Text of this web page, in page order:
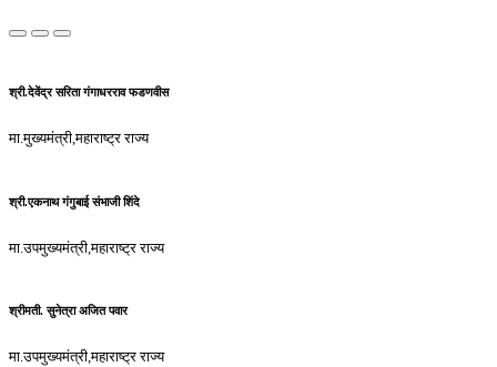
श्री.देवेंद्र सरिता गंगाधरराव फडणवीस
मा.मुख्यमंत्री,महाराष्ट्र राज्य
श्री.एकनाथ गंगुबाई संभाजी शिंदे
मा.उपमुख्यमंत्री,महाराष्ट्र राज्य
श्रीमती. सुनेत्रा अजित पवार
मा.उपमुख्यमंत्री,महाराष्ट्र राज्य